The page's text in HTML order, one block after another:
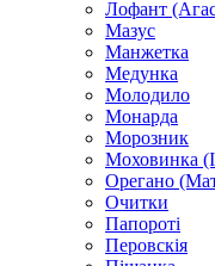
Лофант
Мазус
Манжетка
Медунка
Молодило
Монарда
Морозник
Моховинка
Орегано
Очитки
Папороті
Перовскія